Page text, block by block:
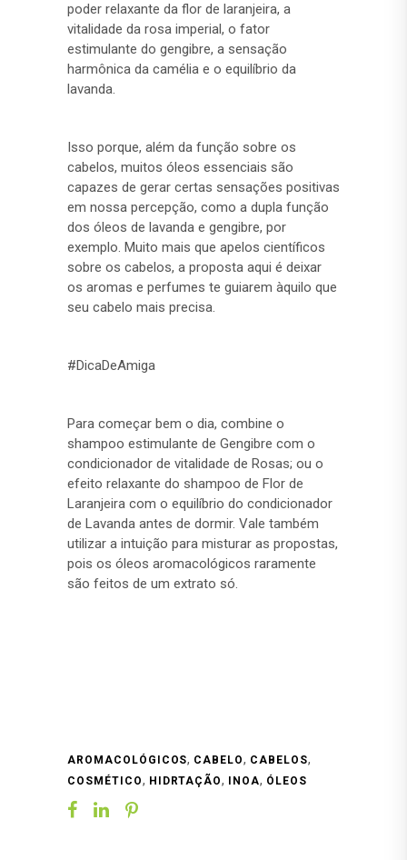
poder relaxante da flor de laranjeira, a
vitalidade da rosa imperial, o fator
estimulante do gengibre, a sensação
harmônica da camélia e o equilíbrio da
lavanda.
Isso porque, além da função sobre os
cabelos, muitos óleos essenciais são
capazes de gerar certas sensações positivas
em nossa percepção, como a dupla função
dos óleos de lavanda e gengibre, por
exemplo. Muito mais que apelos científicos
sobre os cabelos, a proposta aqui é deixar
os aromas e perfumes te guiarem àquilo que
seu cabelo mais precisa.
#DicaDeAmiga
Para começar bem o dia, combine o
shampoo estimulante de Gengibre com o
condicionador de vitalidade de Rosas; ou o
efeito relaxante do shampoo de Flor de
Laranjeira com o equilíbrio do condicionador
de Lavanda antes de dormir. Vale também
utilizar a intuição para misturar as propostas,
pois os óleos aromacológicos raramente
são feitos de um extrato só.
AROMACOLÓGICOS, CABELO, CABELOS,
COSMÉTICO, HIDRTAÇÃO, INOA, ÓLEOS